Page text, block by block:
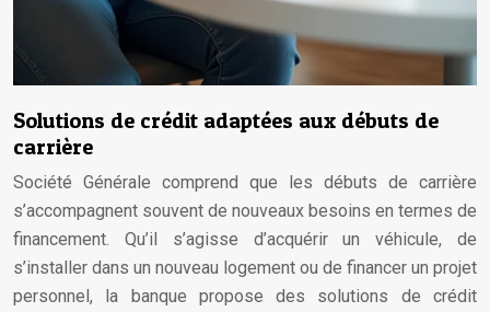
Solutions de crédit adaptées aux débuts de
carrière
Société Générale comprend que les débuts de carrière
s’accompagnent souvent de nouveaux besoins en termes de
financement. Qu’il s’agisse d’acquérir un véhicule, de
s’installer dans un nouveau logement ou de financer un projet
personnel, la banque propose des solutions de crédit